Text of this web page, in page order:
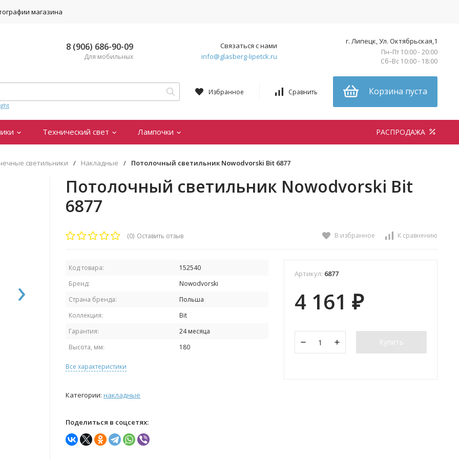
магазина
8 (906) 686-90-09
Для мобильных
Связаться с нами
info@glasberg-lipetck.ru
г. Липецк, Ул. Октябрьская,1
Пн–Пт 10:00 - 20:00
Сб–Вс 10:00 - 18:00
Избранное Сравнить Корзина пуста
Технический свет Лампочки РАСПРОДАЖА
светильники / Накладные / Потолочный светильник Nowodvorski Bit 6877
›
Потолочный светильник Nowodvorski Bit
6877
(0) Оставить отзыв В избранное К сравнению
Код товара:
152540
Бренд:
Nowodvorski
Страна бренда:
Польша
Коллекция:
Bit
Гарантия:
24 месяца
Высота, мм:
180
Все характеристики
Категории: накладные
Поделиться в соцсетях:
Артикул: 6877
4 161 ₽
Купить